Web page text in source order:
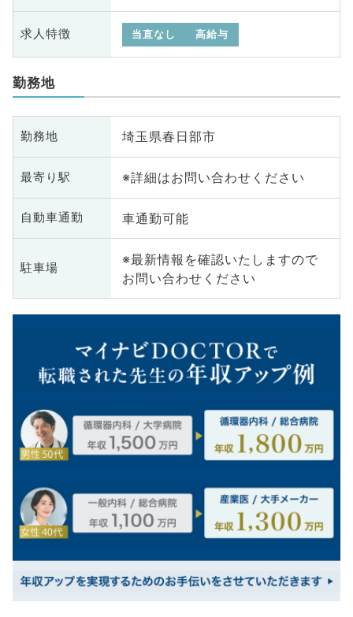
求人特徴 当直なし 高給与
勤務地
勤務地 埼玉県春日部市
最寄り駅 ※詳細はお問い合わせください
自動車通勤 車通勤可能
駐車場
※最新情報を確認いたしますので
お問い合わせください